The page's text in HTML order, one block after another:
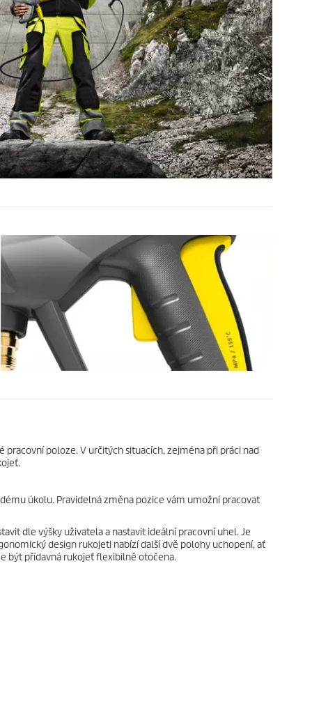
poloze. V určitých situacích, zejména při práci nad
úkolu. Pravidelná změna pozice vám umožní pracovat
dle výšky uživatela a nastavit ideální pracovní uhel. Je
design rukojeti nabízí další dvě polohy uchopení, ať
být přídavná rukojeť flexibilně otočena.